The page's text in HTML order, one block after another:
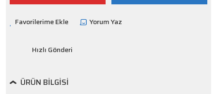
Yorum Yaz
Hızlı Gönderi
ÜRÜN BILGISI